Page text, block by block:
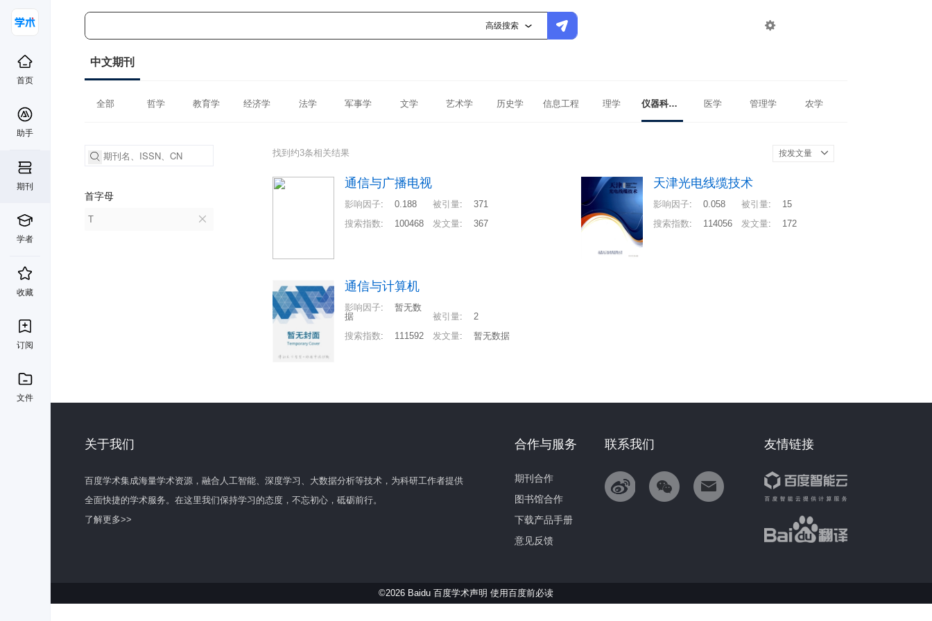
高级搜索 
首页
助手
期刊
学者
收藏
订阅
文件
中文期刊
全部 哲学 教育学 经济学 法学 军事学 文学 艺术学 历史学 信息工程 理学 仪器科学与技术 医学 管理学 农学
首字母
T
找到约3条相关结果 按发文量
通信与广播电视
影响因子: 0.188 被引量:
371
搜索指数: 100468 发文量: 367
天津光电线缆技术
影响因子: 0.058 被引量:
15
搜索指数: 114056 发文量: 172
通信与计算机
影响因子:
暂无数
据
被引量:
2
搜索指数: 111592 发文量: 暂无数据
关于我们
百度学术集成海量学术资源，融合人工智能、深度学习、大数据分析等技术，为科研工作者提供
全面快捷的学术服务。在这里我们保持学习的态度，不忘初心，砥砺前行。
了解更多>>
友情链接
联系我们
合作与服务
期刊合作
图书馆合作
下载产品手册
意见反馈
©2026 Baidu 百度学术声明 使用百度前必读